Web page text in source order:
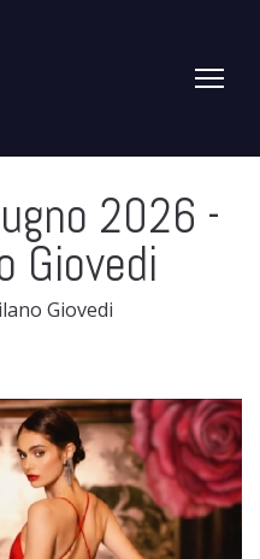
2026 -
Giovedi
Giovedi